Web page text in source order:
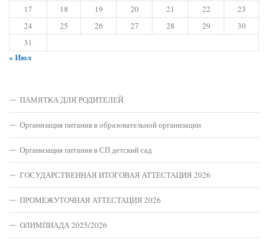
17
18 19 20 21 22
23
24
25 26 27 28 29
30
31
« Июл
ПАМЯТКА ДЛЯ РОДИТЕЛЕЙ
Организация питания в образовательной организации
Организация питания в СП детский сад
ГОСУДАРСТВЕННАЯ ИТОГОВАЯ АТТЕСТАЦИЯ 2026
ПРОМЕЖУТОЧНАЯ АТТЕСТАЦИЯ 2026
ОЛИМПИАДА 2025/2026